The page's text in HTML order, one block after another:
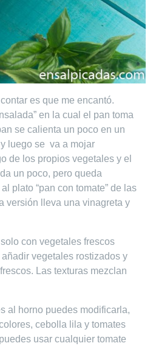
es que me encantó.
en la cual el pan toma
se calienta un poco en un
luego se va a mojar
de los propios vegetales y el
un poco, pero queda
plato “pan con tomate” de las
versión lleva una vinagreta y
con vegetales frescos
vegetales rostizados y
Las texturas mezclan
al horno puedes modificarla,
cebolla lila y tomates
usar cualquier tomate